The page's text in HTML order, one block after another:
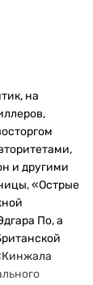
на
и другими
«Острые
По, а